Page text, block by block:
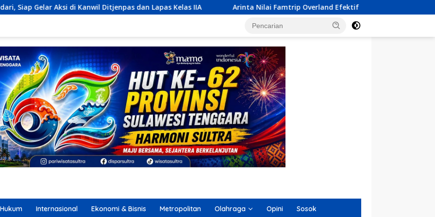
Ditjenpas dan Lapas Kelas IIA Arinta Nilai Famtrip Overland Efektif Kenalkan Destinasi Sultra ke Tingkat Nasional
Hukum Internasional Ekonomi & Bisnis Metropolitan Olahraga Opini Sosok